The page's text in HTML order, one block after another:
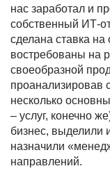
нас заработал и
собственный ИТ-
сделана ставка
востребованы на
своеобразной
проанализировав
несколько
– услуг, конечно
бизнес, выделили
назначили
направлений.